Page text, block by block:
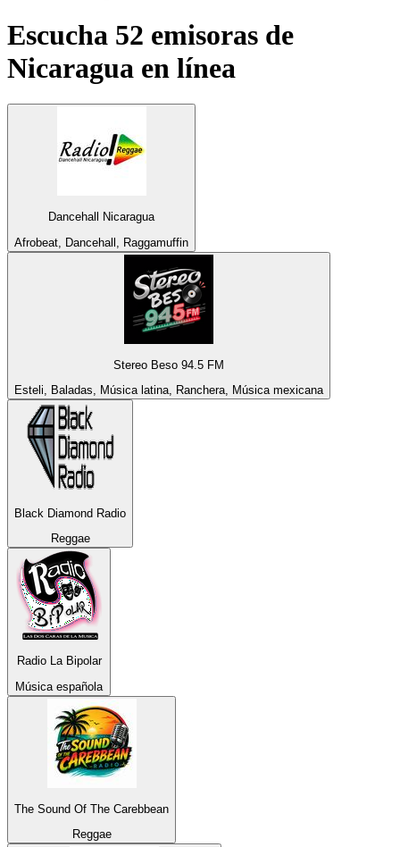
Escucha 52 emisoras de
Nicaragua en línea
Dancehall Nicaragua
Afrobeat, Dancehall, Raggamuffin
Stereo Beso 94.5 FM
Esteli, Baladas, Música latina, Ranchera, Música mexicana
Black Diamond Radio
Reggae
Radio La Bipolar
Música española
The Sound Of The Carebbean
Reggae